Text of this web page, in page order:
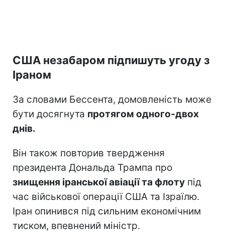
США незабаром підпишуть угоду з
Іраном
За словами Бессента, домовленість може
бути досягнута протягом одного-двох
днів.
Він також повторив твердження
президента Дональда Трампа про
знищення іранської авіації та флоту під
час військової операції США та Ізраїлю.
Іран опинився під сильним економічним
тиском, впевнений міністр.